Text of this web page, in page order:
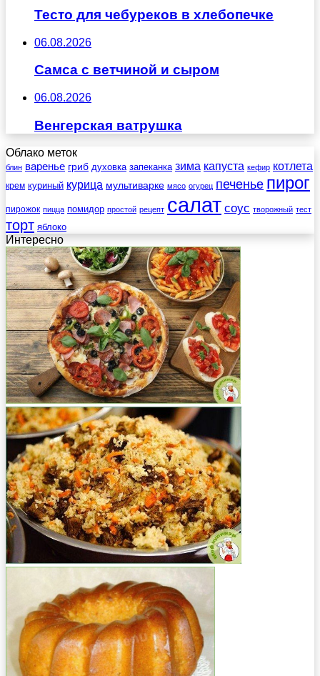
Тесто для чебуреков в хлебопечке
06.08.2026
Самса с ветчиной и сыром
06.08.2026
Венгерская ватрушка
Облако меток
блин варенье гриб духовка запеканка зима капуста кефир котлета
крем куриный курица мультиварке мясо огурец печенье пирог
пирожок пицца помидор простой рецепт салат соус творожный тест
торт яблоко
Интересно